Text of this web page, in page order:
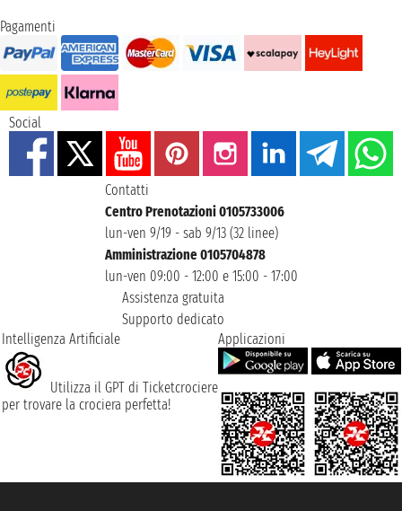
Pagamenti
Social
Contatti
Centro Prenotazioni 0105733006
lun-ven 9/19 - sab 9/13 (32 linee)
Amministrazione 0105704878
lun-ven 09:00 - 12:00 e 15:00 - 17:00
Assistenza gratuita
Supporto dedicato
Intelligenza Artificiale
Utilizza il GPT di Ticketcrociere
per trovare la crociera perfetta!
Applicazioni